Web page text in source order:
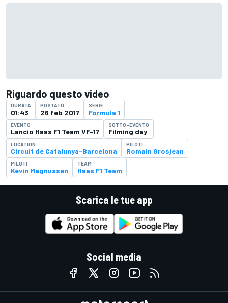
Riguardo questo video
DURATA
01:43
POSTATO
26 feb 2017
SERIE
Formula 1
EVENTO
Lancio Haas F1 Team VF-17
SOTTO-EVENTO
Filming day
LOCATION
Circuit de Catalunya-Barcelona
PILOTI
Romain Grosjean
PILOTI
Kevin Magnussen
TEAM
Haas F1 Team
Scarica le tue app
Social media